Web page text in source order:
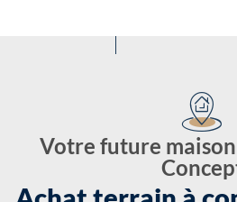
Votre future